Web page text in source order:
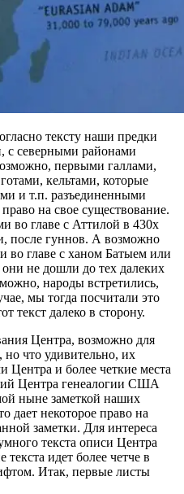
тексту наши предки
с северными районами
первыми галлами,
кельтами, которые
и т.п. разъединенными
на свое существование.
во главе с Аттилой в 430х
после гуннов. А возможно
во главе с ханом Батыем или
не дошли до тех далеких
народы встретились,
мы тогда посчитали это
текст далеко в сторону.
Центра, возможно для
что удивительно, их
и более четкие места
Центра генеалогии США
ныне заметкой наших
дает некоторое право на
заметки. Для интереса
текста описи Центра
идет более четче в
Итак, первые листы